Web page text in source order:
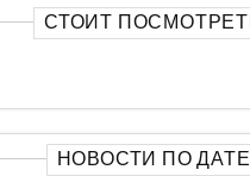
СТОИТ
НОВОСТИ ПО ДАТЕ